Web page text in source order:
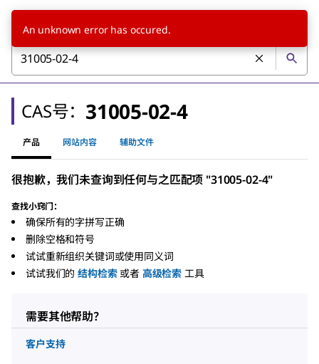
CAS号： 31005-02-4
产品 网站内容 辅助文件
很抱歉，我们未查询到任何与之匹配项 "31005-02-4"
查找小窍门：
确保所有的字拼写正确
删除空格和符号
试试重新组织关键词或使用同义词
试试我们的 结构检索 或者 高级检索 工具
需要其他帮助？
客户支持
An unknown error has occured.